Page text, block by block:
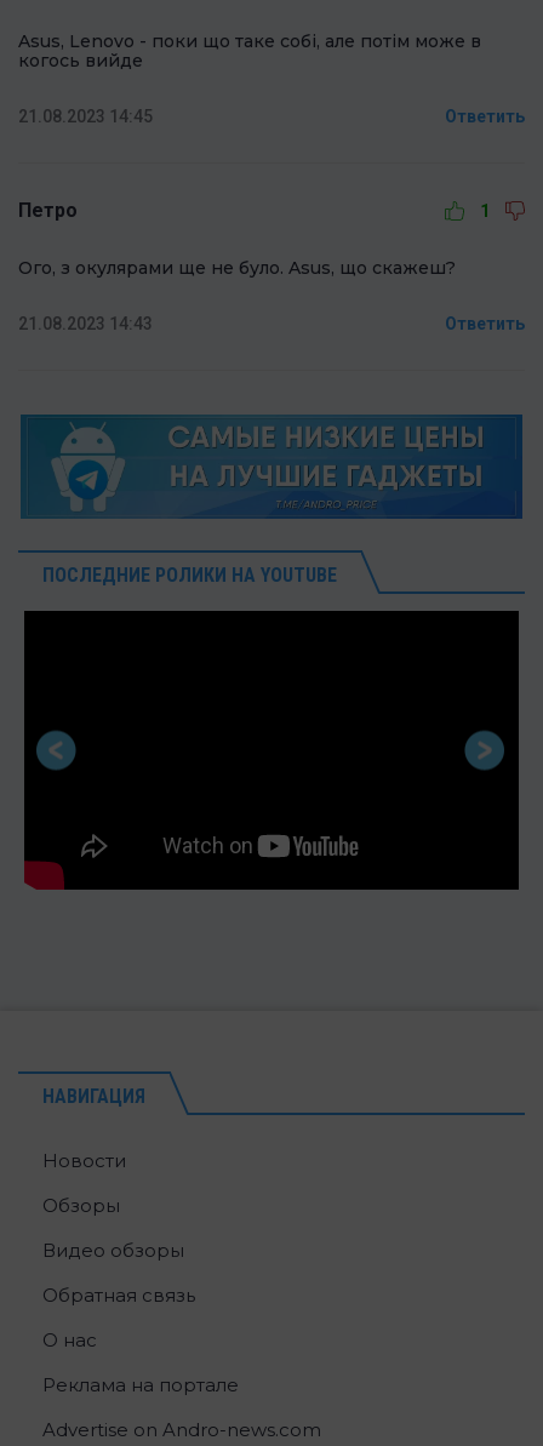
Asus, Lenovo - поки що таке собі, але потім може в
когось вийде
21.08.2023 14:45 Ответить
Петро 1
Ого, з окулярами ще не було. Asus, що скажеш?
21.08.2023 14:43 Ответить
ПОСЛЕДНИЕ РОЛИКИ НА YOUTUBE
НАВИГАЦИЯ
Новости
Обзоры
Видео обзоры
Обратная связь
О нас
Реклама на портале
Advertise on Andro-news.com